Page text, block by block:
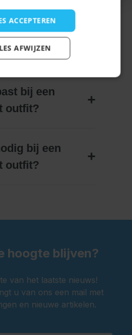
je voor een
tas?
bij een
outfit?
bij een
outfit?
hoogte blijven?
van het laatste nieuws!
u van ons een mail met
en nieuwe artikelen.
ACCEPTEREN
AFWIJZEN